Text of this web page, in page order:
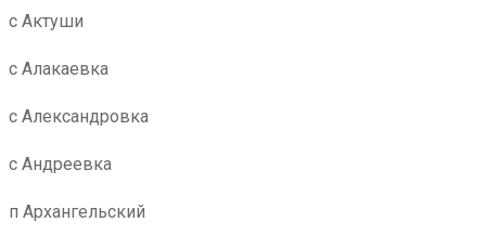
с Актуши
с Алакаевка
с Александровка
с Андреевка
п Архангельский